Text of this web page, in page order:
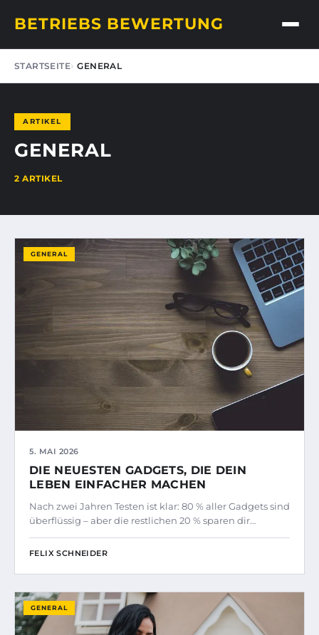
BETRIEBS BEWERTUNG
STARTSEITE GENERAL
ARTIKEL
GENERAL
2 ARTIKEL
GENERAL
5. MAI 2026
DIE NEUESTEN GADGETS, DIE DEIN
LEBEN EINFACHER MACHEN
Nach zwei Jahren Testen ist klar: 80 % aller Gadgets sind
überflüssig – aber die restlichen 20 % sparen dir…
FELIX SCHNEIDER
GENERAL